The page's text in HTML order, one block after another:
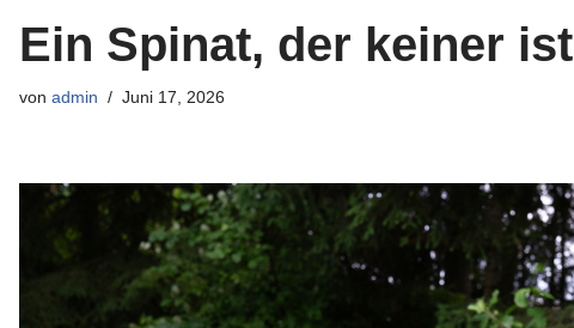
Ein Spinat, der keiner ist
von admin Juni 17, 2026